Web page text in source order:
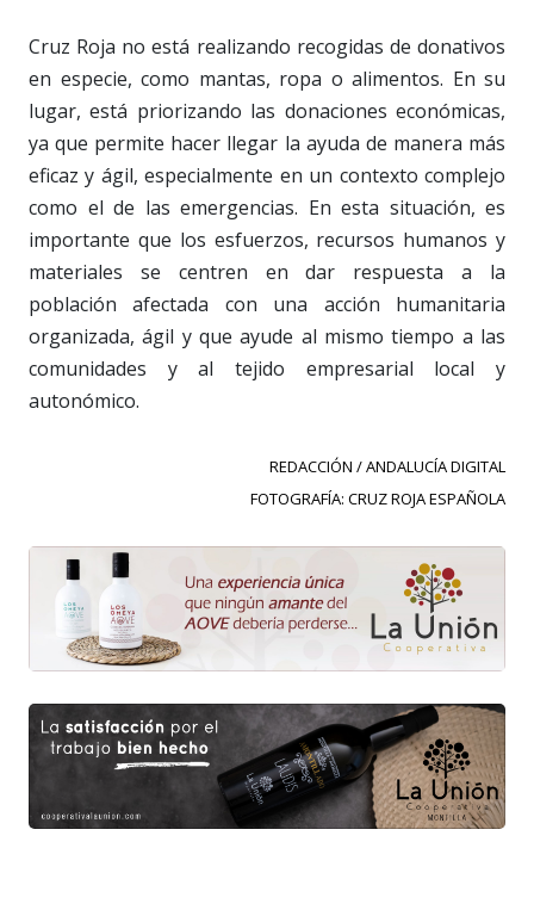
Cruz Roja no está realizando recogidas de donativos
en especie, como mantas, ropa o alimentos. En su
lugar, está priorizando las donaciones económicas,
ya que permite hacer llegar la ayuda de manera más
eficaz y ágil, especialmente en un contexto complejo
como el de las emergencias. En esta situación, es
importante que los esfuerzos, recursos humanos y
materiales se centren en dar respuesta a la
población afectada con una acción humanitaria
organizada, ágil y que ayude al mismo tiempo a las
comunidades y al tejido empresarial local y
autonómico.
REDACCIÓN / ANDALUCÍA DIGITAL
FOTOGRAFÍA: CRUZ ROJA ESPAÑOLA